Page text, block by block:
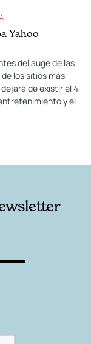
Yahoo
del auge de las
los sitios más
de existir el 4
y el